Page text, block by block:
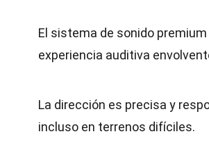
El sistema de sonido
experiencia auditiva
La dirección es precisa y
incluso en terrenos difíciles.